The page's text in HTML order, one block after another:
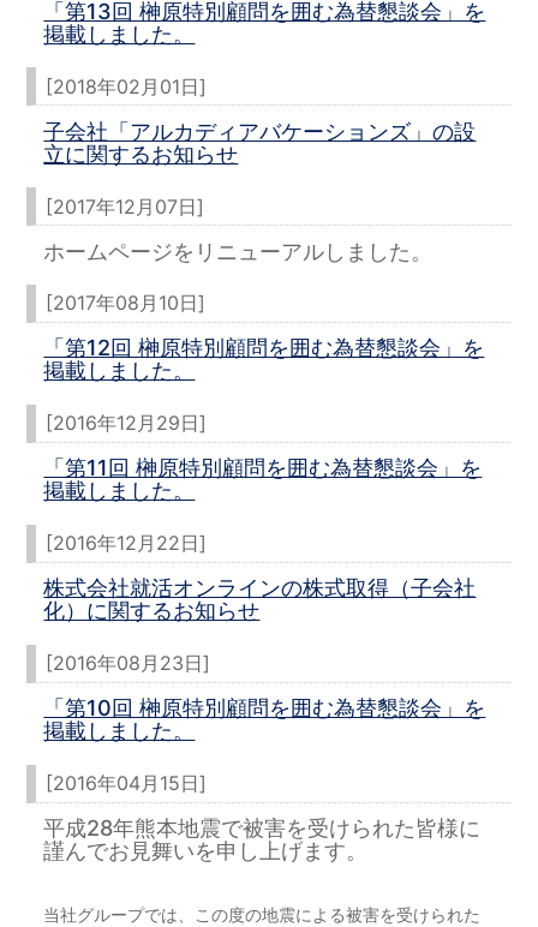
「第13回 榊原特別顧問を囲む為替懇談会」を
掲載しました。
[2018年02月01日]
子会社「アルカディアバケーションズ」の設
立に関するお知らせ
[2017年12月07日]
ホームページをリニューアルしました。
[2017年08月10日]
「第12回 榊原特別顧問を囲む為替懇談会」を
掲載しました。
[2016年12月29日]
「第11回 榊原特別顧問を囲む為替懇談会」を
掲載しました。
[2016年12月22日]
株式会社就活オンラインの株式取得（子会社
化）に関するお知らせ
[2016年08月23日]
「第10回 榊原特別顧問を囲む為替懇談会」を
掲載しました。
[2016年04月15日]
平成28年熊本地震で被害を受けられた皆様に
謹んでお見舞いを申し上げます。
当社グループでは、この度の地震による被害を受けられた